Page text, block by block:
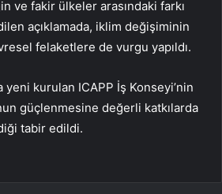
ve fakir ülkeler arasındaki farkı
açıklamada, iklim değişiminin
felaketlere de vurgu yapıldı.
yeni kurulan ICAPP İş Konseyi’nin
güçlenmesine değerli katkılarda
tabir edildi.